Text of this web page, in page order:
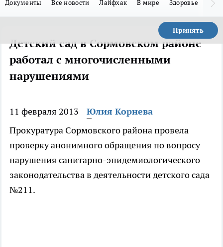
Документы Все новости Лайфхак В мире Здоровье
Принять
Детский сад в Сормовском районе
работал с многочисленными
нарушениями
11 февраля 2013
Юлия Корнева
Прокуратура Сормовского района провела
проверку анонимного обращения по вопросу
нарушения санитарно-эпидемиологического
законодательства в деятельности детского сада
№211.